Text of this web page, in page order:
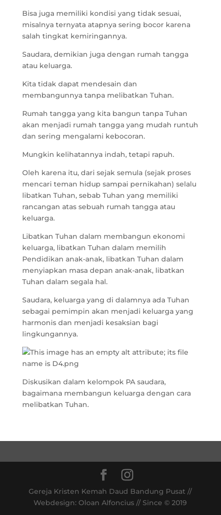
Bisa juga memiliki kondisi yang tidak sesuai,
misalnya ternyata atapnya sering bocor karena
salah tingkat kemiringannya.
Saudara, demikian juga dengan rumah tangga
atau keluarga.
Kita tidak dapat mendesain dan
membangunnya tanpa melibatkan Tuhan.
Rumah tangga yang kita bangun tanpa Tuhan
akan menjadi rumah tangga yang mudah runtuh
dan sering mengalami kebocoran.
Mungkin kelihatannya indah, tetapi rapuh.
Oleh karena itu, dari sejak semula (sejak proses
mencari teman hidup sampai pernikahan) selalu
libatkan Tuhan, sebab Tuhan yang memiliki
rancangan atas sebuah rumah tangga atau
keluarga.
Libatkan Tuhan dalam membangun ekonomi
keluarga, libatkan Tuhan dalam memilih
Pendidikan anak-anak, libatkan Tuhan dalam
menyiapkan masa depan anak-anak, libatkan
Tuhan dalam segala hal.
Saudara, keluarga yang di dalamnya ada Tuhan
sebagai pemimpin akan menjadi keluarga yang
harmonis dan menjadi kesaksian bagi
lingkungannya.
Diskusikan dalam kelompok PA saudara,
bagaimana membangun keluarga dengan cara
melibatkan Tuhan.
Gereja Kristen Kemah Daud Bandung Pusat //
Webdesign: Oloan Alfoncius // Since © 2019